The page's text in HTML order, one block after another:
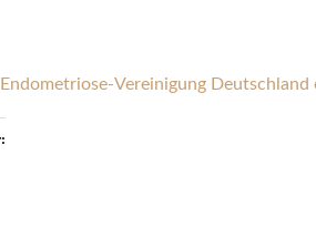
Endometriose-Vereinigung Deutschland